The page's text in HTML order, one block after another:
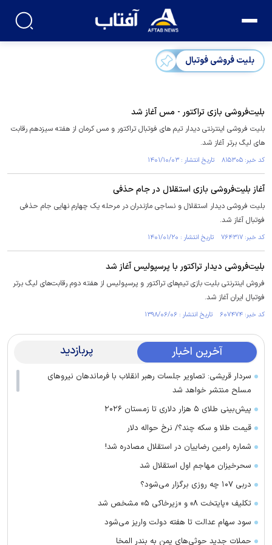
بلیت فروشی فوتبال
بلیت‌‎فروشی بازی تراکتور - مس آغاز شد
بلیت فروشی اینترنتی دیدار تیم های فوتبال تراکتور و مس کرمان از هفته سیزدهم رقابت
های لیگ برتر آغاز شد.
کد خبر: ۸۱۵۳۰۵ تاریخ انتشار : ۱۴۰۱/۱۰/۰۳
آغاز بلیت‌فروشی بازی استقلال در جام حذفی
بلیت فروشی دیدار استقلال و نساجی مازندران در مرحله یک چهارم نهایی جام حذفی
فوتبال آغاز شد.
کد خبر: ۷۶۴۳۱۷ تاریخ انتشار : ۱۴۰۱/۰۱/۲۰
بلیت‌فروشی دیدار تراکتور با پرسپولیس آغاز شد
فروش اینترنتی بلیت بازی تیم‌های تراکتور و پرسپولیس از هفته دوم رقابت‌های لیگ برتر
فوتبال ایران آغاز شد.
کد خبر: ۶۰۷۴۷۴ تاریخ انتشار : ۱۳۹۸/۰۶/۰۶
آخرین اخبار پربازدید
سردار قریشی: تصاویر جلسات رهبر انقلاب با فرماندهان نیرو‌های
مسلح منتشر خواهد شد
پیش‌بینی طلای ۵ هزار دلاری تا زمستان ۲۰۲۶
قیمت طلا و سکه چند؟/ نرخ حواله دلار
شماره رامین رضاییان در استقلال مصادره شد!
سحرخیزان مهاجم اول استقلال شد
دربی ۱۰۷ چه روزی برگزار می‌شود؟
تکلیف «پایتخت ۸» و «زیرخاکی ۵» مشخص شد
سود سهام عدالت تا هفته دولت واریز می‌شود
حملات جدید حوثی‌های یمن به بندر المخا